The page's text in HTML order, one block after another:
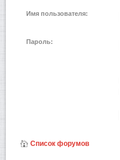
Имя пользователя:
Пароль:
Список форумов